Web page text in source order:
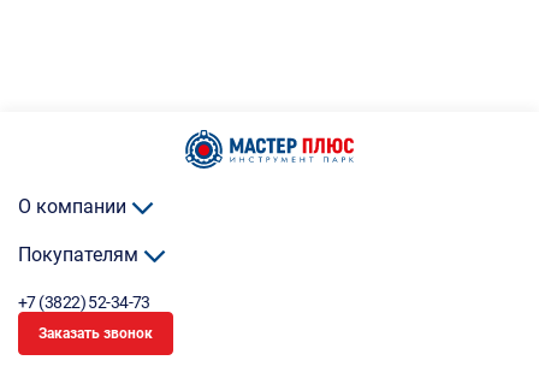
О компании
Покупателям
+7 (3822) 52-34-73
Заказать звонок